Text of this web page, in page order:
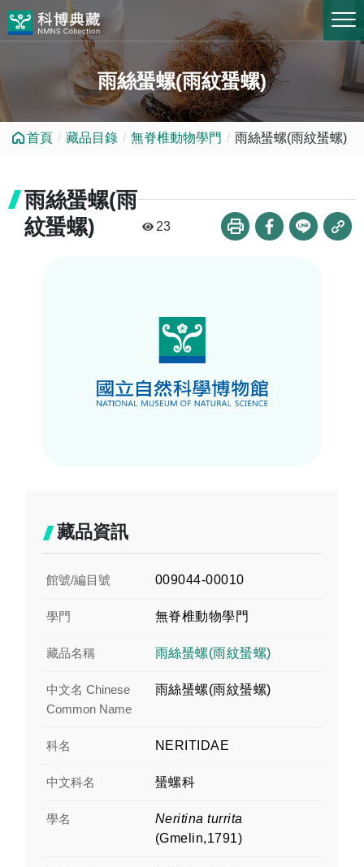
雨絲蜑螺(雨紋蜑螺)
首頁 藏品目錄 無脊椎動物學門 雨絲蜑螺(雨紋蜑螺)
雨絲蜑螺(雨
紋蜑螺)
23
藏品資訊
館號/編目號 009044-00010
學門 無脊椎動物學門
藏品名稱 雨絲蜑螺(雨紋蜑螺)
中文名 Chinese
Common Name
雨絲蜑螺(雨紋蜑螺)
科名 NERITIDAE
中文科名 蜑螺科
學名
Neritina turrita
(Gmelin,1791)